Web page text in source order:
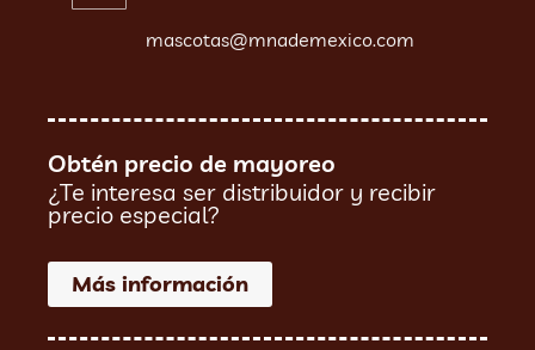
mascotas@mnademexico.com
Obtén precio de mayoreo
¿Te interesa ser distribuidor y recibir
precio especial?
Más información